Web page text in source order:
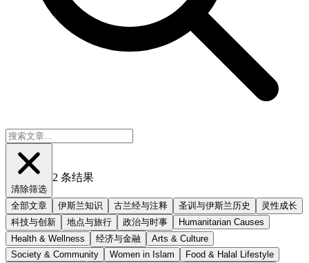
清除筛选
2 条结果
全部文章 伊斯兰知识 古兰经与注释 圣训与伊斯兰历史
灵性成长
科技与创新
地点与旅行 政治与时事
Humanitarian Causes
Health & Wellness
经济与金融
Arts & Culture
Society & Community
Women in Islam
Food & Halal Lifestyle